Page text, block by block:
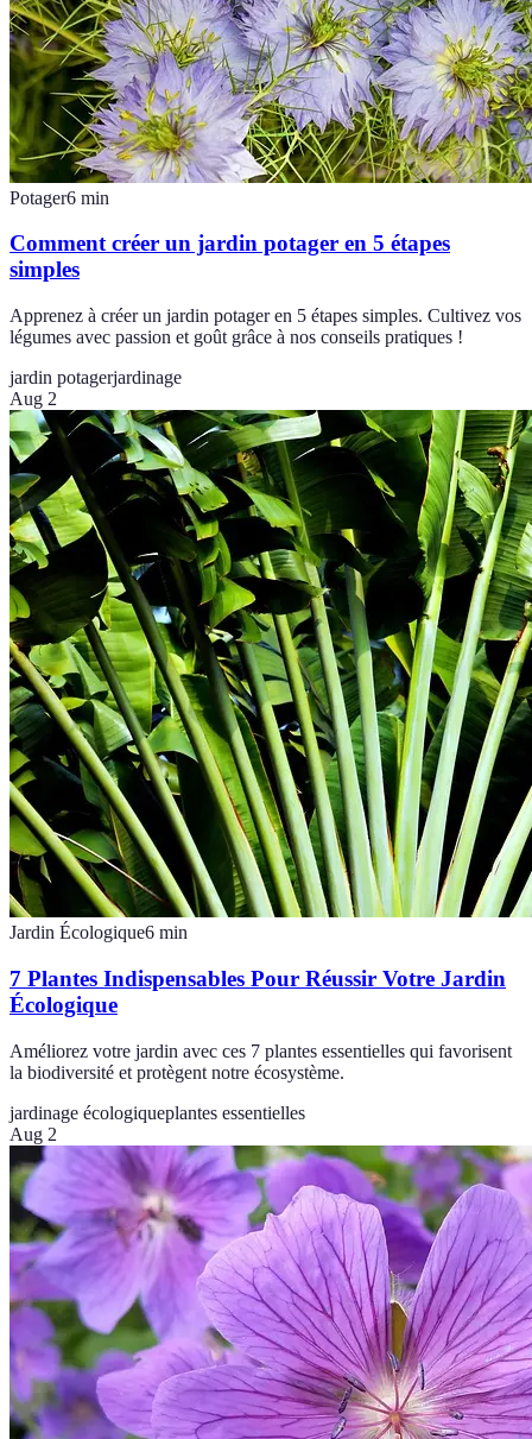
Potager6 min
Comment créer un jardin potager en 5 étapes
simples
Apprenez à créer un jardin potager en 5 étapes simples. Cultivez vos
légumes avec passion et goût grâce à nos conseils pratiques !
jardin potagerjardinage
Aug 2
Jardin Écologique6 min
7 Plantes Indispensables Pour Réussir Votre Jardin
Écologique
Améliorez votre jardin avec ces 7 plantes essentielles qui favorisent
la biodiversité et protègent notre écosystème.
jardinage écologiqueplantes essentielles
Aug 2